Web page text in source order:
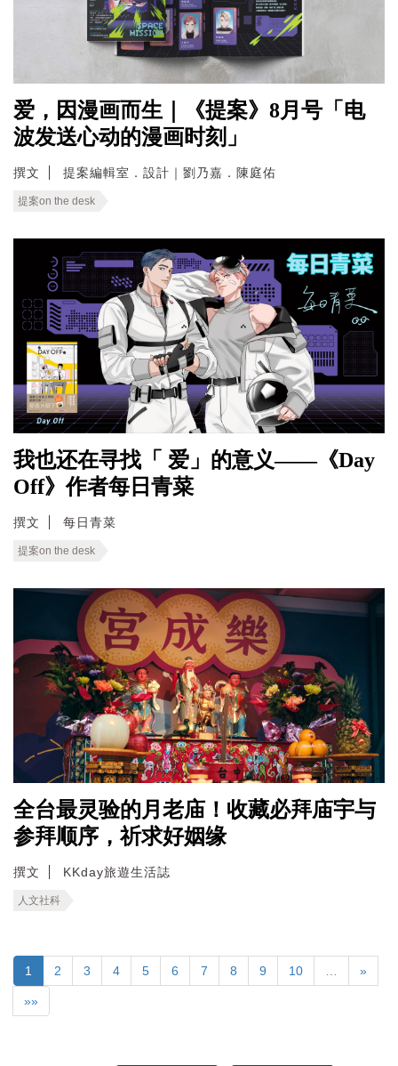
爱，因漫画而生｜《提案》8月号「电
波发送心动的漫画时刻」
撰文 提案編輯室．設計｜劉乃嘉．陳庭佑
提案on the desk
我也还在寻找「 爱」的意义——《Day
Off》作者每日青菜
撰文 每日青菜
提案on the desk
全台最灵验的月老庙！收藏必拜庙宇与
参拜顺序，祈求好姻缘
撰文 KKday旅遊生活誌
人文社科
1 2 3 4 5 6 7 8 9 10 »
»»